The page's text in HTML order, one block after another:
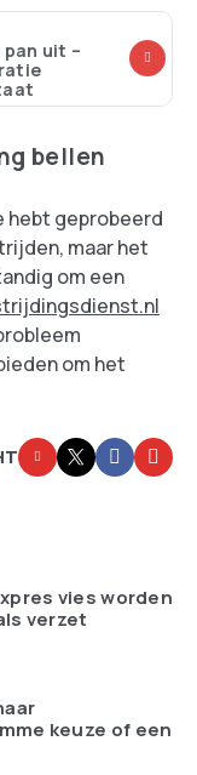
uit –
bellen
hebt geprobeerd
maar het
om een
om het
vies worden
verzet
keuze of een